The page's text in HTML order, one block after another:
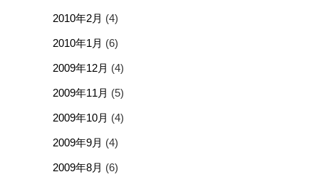
2010年2月 (4)
2010年1月 (6)
2009年12月 (4)
2009年11月 (5)
2009年10月 (4)
2009年9月 (4)
2009年8月 (6)